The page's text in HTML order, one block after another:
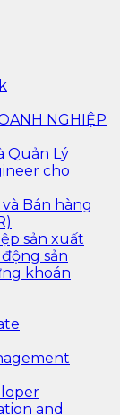
NGHIỆP
Quản Lý
cho
Bán hàng
sản xuất
sản
khoán
and